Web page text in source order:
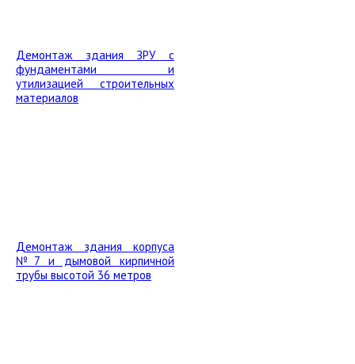
Демонтаж здания ЗРУ с
фундаментами и
утилизацией строительных
материалов
Демонтаж здания корпуса
№7 и дымовой кирпичной
трубы высотой 36 метров